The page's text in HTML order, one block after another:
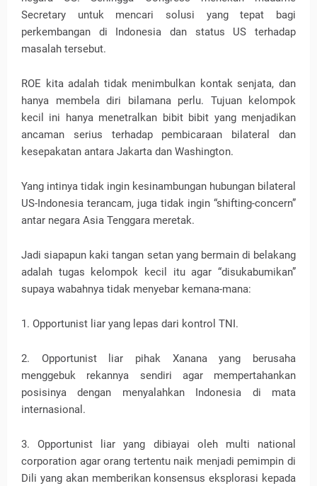
Secretary untuk mencari solusi yang tepat bagi
perkembangan di Indonesia dan status US terhadap
masalah tersebut.
ROE kita adalah tidak menimbulkan kontak senjata, dan
hanya membela diri bilamana perlu. Tujuan kelompok
kecil ini hanya menetralkan bibit bibit yang menjadikan
ancaman serius terhadap pembicaraan bilateral dan
kesepakatan antara Jakarta dan Washington.
Yang intinya tidak ingin kesinambungan hubungan bilateral
US-Indonesia terancam, juga tidak ingin “shifting-concern”
antar negara Asia Tenggara meretak.
Jadi siapapun kaki tangan setan yang bermain di belakang
adalah tugas kelompok kecil itu agar “disukabumikan”
supaya wabahnya tidak menyebar kemana-mana:
1. Opportunist liar yang lepas dari kontrol TNI.
2. Opportunist liar pihak Xanana yang berusaha
menggebuk rekannya sendiri agar mempertahankan
posisinya dengan menyalahkan Indonesia di mata
internasional.
3. Opportunist liar yang dibiayai oleh multi national
corporation agar orang tertentu naik menjadi pemimpin di
Dili yang akan memberikan konsensus eksplorasi kepada